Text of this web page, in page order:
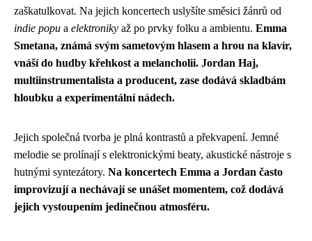
zaškatulkovat. Na jejich koncertech uslyšíte směsici žánrů od
indie popu a elektroniky až po prvky folku a ambientu. Emma
Smetana, známá svým sametovým hlasem a hrou na klavír,
vnáší do hudby křehkost a melancholii. Jordan Haj,
multiinstrumentalista a producent, zase dodává skladbám
hloubku a experimentální nádech.
Jejich společná tvorba je plná kontrastů a překvapení. Jemné
melodie se prolínají s elektronickými beaty, akustické nástroje s
hutnými syntezátory. Na koncertech Emma a Jordan často
improvizují a nechávají se unášet momentem, což dodává
jejich vystoupením jedinečnou atmosféru.